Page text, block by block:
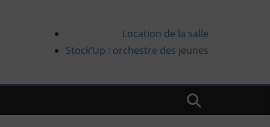
Location de la salle
Stock’Up : orchestre des jeunes